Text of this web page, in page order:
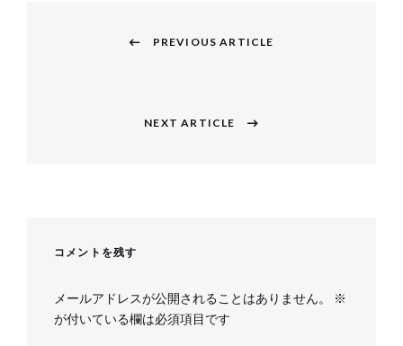
PREVIOUS ARTICLE
NEXT ARTICLE
コメントを残す
メールアドレスが公開されることはありません。
※
が付いている欄は必須項目です